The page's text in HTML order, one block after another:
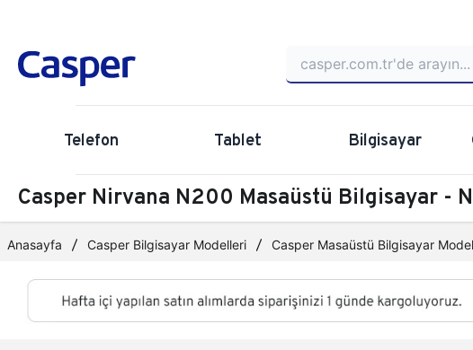
Telefon Tablet Bilgisayar
Casper Nirvana N200 Masaüstü Bilgisayar -
Anasayfa Casper Bilgisayar Modelleri Casper Masaüstü Bilgisayar